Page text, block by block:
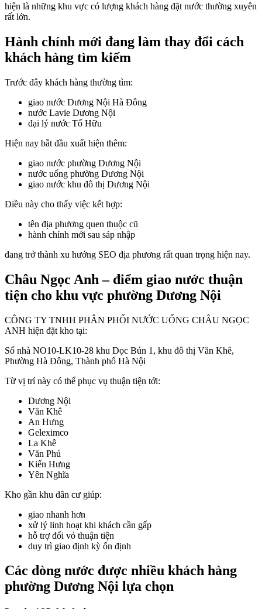
hiện là những khu vực có lượng khách hàng đặt nước thường xuyên
rất lớn.
Hành chính mới đang làm thay đổi cách
khách hàng tìm kiếm
Trước đây khách hàng thường tìm:
giao nước Dương Nội Hà Đông
nước Lavie Dương Nội
đại lý nước Tố Hữu
Hiện nay bắt đầu xuất hiện thêm:
giao nước phường Dương Nội
nước uống phường Dương Nội
giao nước khu đô thị Dương Nội
Điều này cho thấy việc kết hợp:
tên địa phương quen thuộc cũ
hành chính mới sau sáp nhập
đang trở thành xu hướng SEO địa phương rất quan trọng hiện nay.
Châu Ngọc Anh – điểm giao nước thuận
tiện cho khu vực phường Dương Nội
CÔNG TY TNHH PHÂN PHỐI NƯỚC UỐNG CHÂU NGỌC
ANH hiện đặt kho tại:
Số nhà NO10-LK10-28 khu Dọc Bún 1, khu đô thị Văn Khê,
Phường Hà Đông, Thành phố Hà Nội
Từ vị trí này có thể phục vụ thuận tiện tới:
Dương Nội
Văn Khê
An Hưng
Geleximco
La Khê
Văn Phú
Kiến Hưng
Yên Nghĩa
Kho gần khu dân cư giúp:
giao nhanh hơn
xử lý linh hoạt khi khách cần gấp
hỗ trợ đổi vỏ thuận tiện
duy trì giao định kỳ ổn định
Các dòng nước được nhiều khách hàng
phường Dương Nội lựa chọn